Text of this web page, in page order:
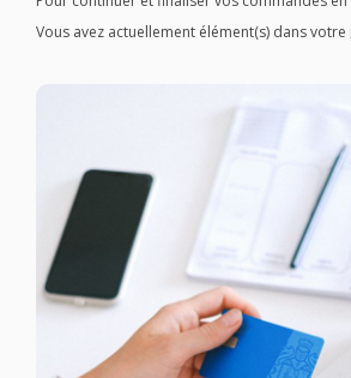
Vous avez actuellement élément(s) dans votre